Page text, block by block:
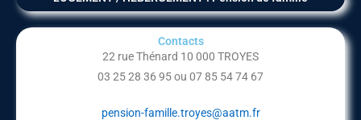
Contacts
22 rue Thénard 10 000 TROYES
03 25 28 36 95 ou 07 85 54 74 67
pension-famille.troyes@aatm.fr